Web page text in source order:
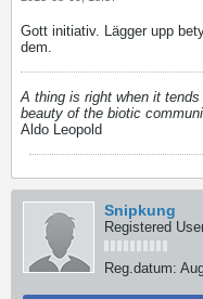
Gott initiativ. Lägger upp
dem.
A thing is right when it
beauty of the biotic
Aldo Leopold
Snipkung
Registered
Reg.datum: